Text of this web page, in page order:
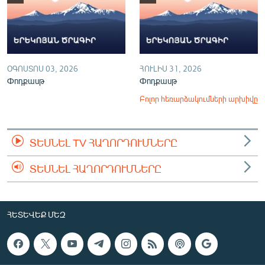
ՕԳՈՍՏՈՍ 03, 2026
Փոդքասթ
ՀՈՒԼԻՍ 31, 2026
Փոդքասթ
Բոլոր հեռարձակումների արխիվը
ՏԵՍՆԵԼ TV ՀԱՂՈՐԴՈՒՄՆԵՐԸ
ՏԵՍՆԵԼ ՀԱՂՈՐԴՈՒՄՆԵՐԸ
ՀԵՏԵՎԵՔ ՄԵԶ